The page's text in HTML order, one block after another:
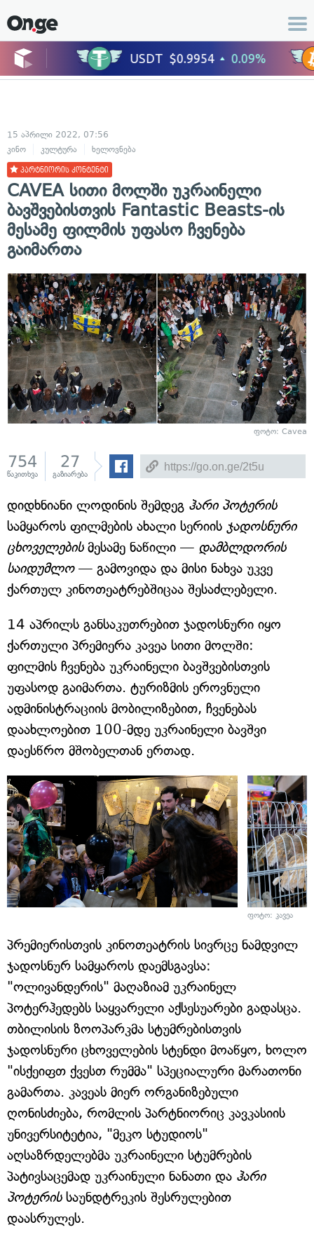
15 აპრილი 2022, 07:56
კინო
კულტურა ხელოვნება
პარტნიორის კონტენტი
CAVEA სითი მოლში უკრაინელი
ბავშვებისთვის Fantastic Beasts-ის
მესამე ფილმის უფასო ჩვენება
გაიმართა
ფოტო: Cavea
754
წაკითხვა
27
გაზიარება
დიდხნიანი ლოდინის შემდეგ ჰარი პოტერის
სამყაროს ფილმების ახალი სერიის ჯადოსნური
ცხოველებისმესამე ნაწილი — დამბლდორის
საიდუმლო— გამოვიდა და მისი ნახვა უკვე
ქართულ კინოთეატრებშიცაა შესაძლებელი.
14 აპრილს განსაკუთრებით ჯადოსნური იყო
ქართული პრემიერა კავეა სითი მოლში:
ფილმის ჩვენება უკრაინელი ბავშვებისთვის
უფასოდ გაიმართა. ტურიზმის ეროვნული
ადმინისტრაციის მობილიზებით, ჩვენებას
დაახლოებით 100-მდე უკრაინელი ბავშვი
დაესწრო მშობელთან ერთად.
ფოტო: კავეა
პრემიერისთვის კინოთეატრის სივრცე ნამდვილ
ჯადოსნურ სამყაროს დაემსგავსა:
"ოლივანდერის" მაღაზიამ უკრაინელ
პოტერჰედებს საყვარელი აქსესუარები გადასცა.
თბილისის ზოოპარკმა სტუმრებისთვის
ჯადოსნური ცხოველების სტენდი მოაწყო, ხოლო
"ისქეიფთ ქვესთ რუმმა" სპეციალური მარათონი
გამართა. კავეას მიერ ორგანიზებული
ღონისძიება, რომლის პარტნიორიც კავკასიის
უნივერსიტეტია, "მეკო სტუდიოს"
აღსაზრდელებმა უკრაინელი სტუმრების
პატივსაცემად უკრაინული ნანათი და ჰარი
პოტერისსაუნდტრეკის შესრულებით
დაასრულეს.